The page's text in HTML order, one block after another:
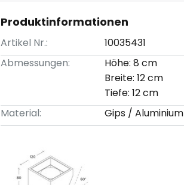
Produktinformationen
Artikel Nr.:
10035431
Abmessungen:
Höhe: 8 cm
Breite: 12 cm
Tiefe: 12 cm
Material:
Gips / Aluminium